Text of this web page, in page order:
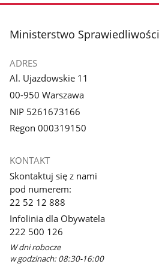
stopka
Ministerstwo Sprawiedliwości
ADRES
Al. Ujazdowskie 11
00-950 Warszawa
NIP 5261673166
Regon 000319150
KONTAKT
Skontaktuj się z nami
pod numerem:
22 52 12 888
Infolinia dla Obywatela
222 500 126
W dni robocze
w godzinach: 08:30-16:00